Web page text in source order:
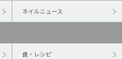
ネイルニュース
食・レシピ